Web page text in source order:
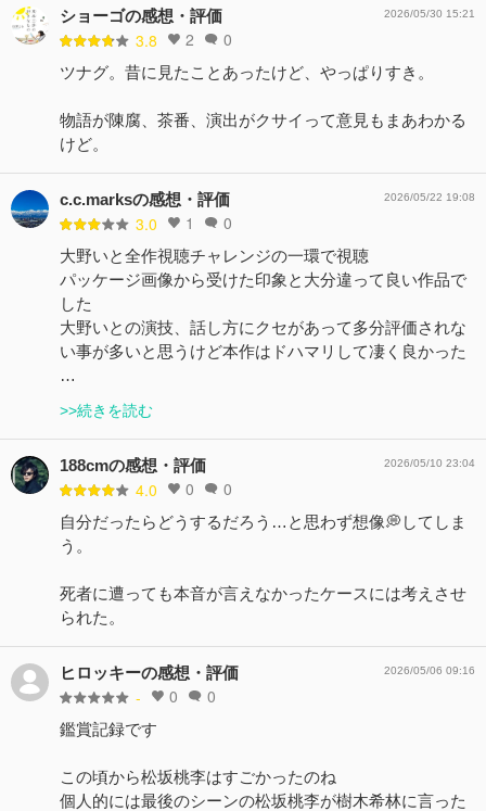
ショーゴの感想・評価
3.8 2 0
2026/05/30 15:21
ツナグ。昔に見たことあったけど、やっぱりすき。
物語が陳腐、茶番、演出がクサイって意見もまあわかる
けど。
c.c.marksの感想・評価
3.0 1 0
2026/05/22 19:08
大野いと全作視聴チャレンジの一環で視聴
パッケージ画像から受けた印象と大分違って良い作品で
した
大野いとの演技、話し方にクセがあって多分評価されな
い事が多いと思うけど本作はドハマリして凄く良かった
…
>>続きを読む
188cmの感想・評価
4.0 0 0
2026/05/10 23:04
自分だったらどうするだろう…と思わず想像💭してしま
う。
死者に遭っても本音が言えなかったケースには考えさせ
られた。
ヒロッキーの感想・評価
- 0 0
2026/05/06 09:16
鑑賞記録です
この頃から松坂桃李はすごかったのね
個人的には最後のシーンの松坂桃李が樹木希林に言った